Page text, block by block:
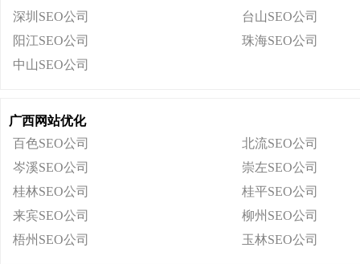
深圳SEO公司
台山SEO公司
阳江SEO公司
珠海SEO公司
中山SEO公司
广西网站优化
百色SEO公司
北流SEO公司
岑溪SEO公司
崇左SEO公司
桂林SEO公司
桂平SEO公司
来宾SEO公司
柳州SEO公司
梧州SEO公司
玉林SEO公司